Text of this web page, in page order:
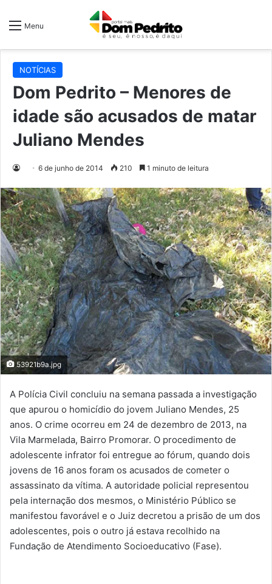
Menu
NOTÍCIAS
Dom Pedrito – Menores de
idade são acusados de matar
Juliano Mendes
6 de junho de 2014 210 1 minuto de leitura
53921b9a.jpg
A Polícia Civil concluiu na semana passada a investigação
que apurou o homicídio do jovem Juliano Mendes, 25
anos. O crime ocorreu em 24 de dezembro de 2013, na
Vila Marmelada, Bairro Promorar. O procedimento de
adolescente infrator foi entregue ao fórum, quando dois
jovens de 16 anos foram os acusados de cometer o
assassinato da vítima. A autoridade policial representou
pela internação dos mesmos, o Ministério Público se
manifestou favorável e o Juiz decretou a prisão de um dos
adolescentes, pois o outro já estava recolhido na
Fundação de Atendimento Socioeducativo (Fase).